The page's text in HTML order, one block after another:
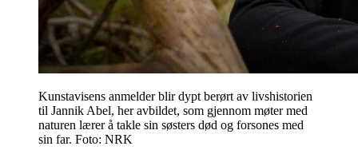
Kunstavisens anmelder blir dypt berørt av livshistorien
til Jannik Abel, her avbildet, som gjennom møter med
naturen lærer å takle sin søsters død og forsones med
sin far. Foto: NRK